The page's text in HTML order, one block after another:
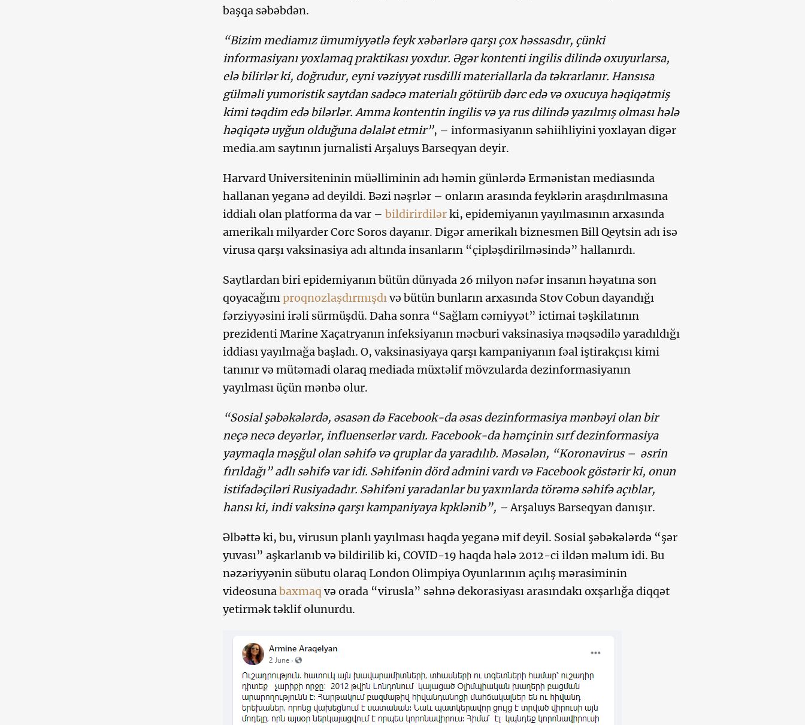
başqa səbəbdən.
“Bizim mediamız ümumiyyətlə feyk xəbərlərə qarşı çox həssasdır, çünki
informasiyanı yoxlamaq praktikası yoxdur. Əgər kontenti ingilis dilində oxuyurlarsa,
elə bilirlər ki, doğrudur, eyni vəziyyət rusdilli materiallarla da təkrarlanır. Hansısa
gülməli yumoristik saytdan sadəcə materialı götürüb dərc edə və oxucuya həqiqətmiş
kimi təqdim edə bilərlər. Amma kontentin ingilis və ya rus dilində yazılmış olması hələ
həqiqətə uyğun olduğuna dəlalət etmir”, – informasiyanın səhiihliyini yoxlayan digər
media.am saytının jurnalisti Arşaluys Barseqyan deyir.
Harvard Universiteninin müəlliminin adı həmin günlərdə Ermənistan mediasında
hallanan yeganə ad deyildi. Bəzi nəşrlər – onların arasında feyklərin araşdırılmasına
iddialı olan platforma da var – bildirirdilərki, epidemiyanın yayılmasının arxasında
amerikalı milyarder Corc Soros dayanır. Digər amerikalı biznesmen Bill Qeytsin adı isə
virusa qarşı vaksinasiya adı altında insanların “çipləşdirilməsində” hallanırdı.
Saytlardan biri epidemiyanın bütün dünyada 26 milyon nəfər insanın həyatına son
qoyacağınıproqnozlaşdırmışdıvə bütün bunların arxasında Stov Cobun dayandığı
fərziyyəsini irəli sürmüşdü. Daha sonra “Sağlam cəmiyyət” ictimai təşkilatının
prezidenti Marine Xaçatryanın infeksiyanın məcburi vaksinasiya məqsədilə yaradıldığı
iddiası yayılmağa başladı. O, vaksinasiyaya qarşı kampaniyanın fəal iştirakçısı kimi
tanınır və mütəmadi olaraq mediada müxtəlif mövzularda dezinformasiyanın
yayılması üçün mənbə olur.
“Sosial şəbəkələrdə, əsasən də Facebook-da əsas dezinformasiya mənbəyi olan bir
neçə necə deyərlər, influenserlər vardı. Facebook-da həmçinin sırf dezinformasiya
yaymaqla məşğul olan səhifə və qruplar da yaradılıb. Məsələn, “Koronavirus – əsrin
fırıldağı” adlı səhifə var idi. Səhifənin dörd admini vardı və Facebook göstərir ki, onun
istifadəçiləri Rusiyadadır. Səhifəni yaradanlar bu yaxınlarda törəmə səhifə açıblar,
hansı ki, indi vaksinə qarşı kampaniyaya kpklənib”, –Arşaluys Barseqyan danışır.
Əlbəttə ki, bu, virusun planlı yayılması haqda yeganə mif deyil. Sosial şəbəkələrdə “şər
yuvası” aşkarlanıb və bildirilib ki, COVID-19 haqda hələ 2012-ci ildən məlum idi. Bu
nəzəriyyənin sübutu olaraq London Olimpiya Oyunlarının açılış mərasiminin
videosunabaxmaq və orada “virusla” səhnə dekorasiyası arasındakı oxşarlığa diqqət
yetirmək təklif olunurdu.